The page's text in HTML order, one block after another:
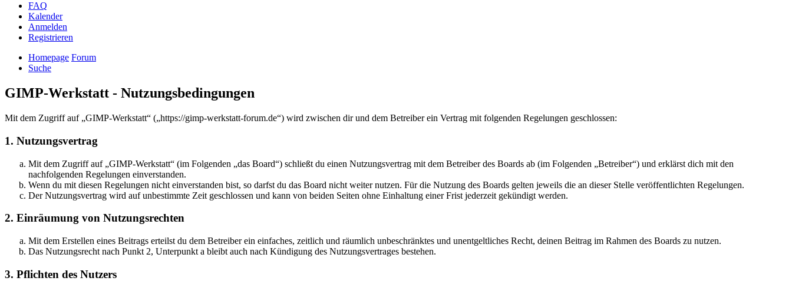
FAQ
Kalender
Anmelden
Registrieren
Homepage Forum
Suche
GIMP-Werkstatt - Nutzungsbedingungen
Mit dem Zugriff auf „GIMP-Werkstatt“ („https://gimp-werkstatt-forum.de“) wird zwischen dir und dem Betreiber ein Vertrag mit folgenden Regelungen geschlossen:
1. Nutzungsvertrag
Mit dem Zugriff auf „GIMP-Werkstatt“ (im Folgenden „das Board“) schließt du einen Nutzungsvertrag mit dem Betreiber des Boards ab (im Folgenden „Betreiber“) und erklärst dich mit den
nachfolgenden Regelungen einverstanden.
Wenn du mit diesen Regelungen nicht einverstanden bist, so darfst du das Board nicht weiter nutzen. Für die Nutzung des Boards gelten jeweils die an dieser Stelle veröffentlichten Regelungen.
Der Nutzungsvertrag wird auf unbestimmte Zeit geschlossen und kann von beiden Seiten ohne Einhaltung einer Frist jederzeit gekündigt werden.
2. Einräumung von Nutzungsrechten
Mit dem Erstellen eines Beitrags erteilst du dem Betreiber ein einfaches, zeitlich und räumlich unbeschränktes und unentgeltliches Recht, deinen Beitrag im Rahmen des Boards zu nutzen.
Das Nutzungsrecht nach Punkt 2, Unterpunkt a bleibt auch nach Kündigung des Nutzungsvertrages bestehen.
3. Pflichten des Nutzers